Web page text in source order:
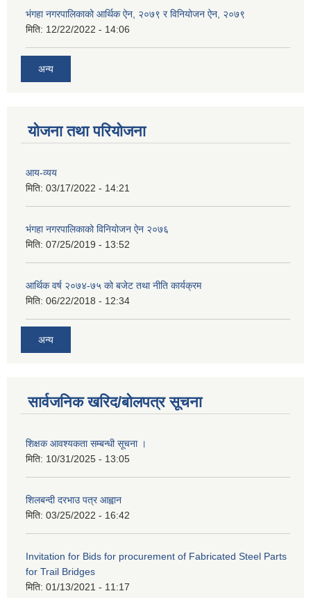
भंगहा नगरपालिकाको आर्थिक ऐन, २०७९ र विनियोजन ऐन, २०७९
मिति: 12/22/2022 - 14:06
अन्य
योजना तथा परियोजना
आय-व्यय
मिति: 03/17/2022 - 14:21
भंगहा नगरपालिकाको विनियोजन ऐन २०७६
मिति: 07/25/2019 - 13:52
आर्थिक वर्ष २०७४-७५ को बजेट तथा नीति कार्यक्रम
मिति: 06/22/2018 - 12:34
अन्य
सार्वजनिक खरिद/बोलपत्र सूचना
शिक्षक आवश्यकता सम्बन्धी सूचना ।
मिति: 10/31/2025 - 13:05
शिलबन्दी दरभाउ पत्र आह्वान
मिति: 03/25/2022 - 16:42
Invitation for Bids for procurement of Fabricated Steel Parts
for Trail Bridges
मिति: 01/13/2021 - 11:17